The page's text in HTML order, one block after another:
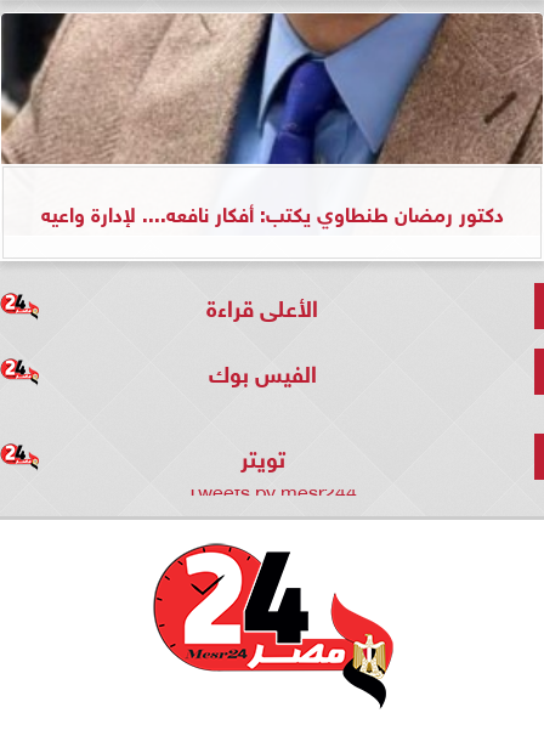
دكتور رمضان طنطاوي يكتب: أفكار نافعه.... لإدارة واعيه
الأعلى قراءة
الفيس بوك
تويتر
Tweets by mesr244